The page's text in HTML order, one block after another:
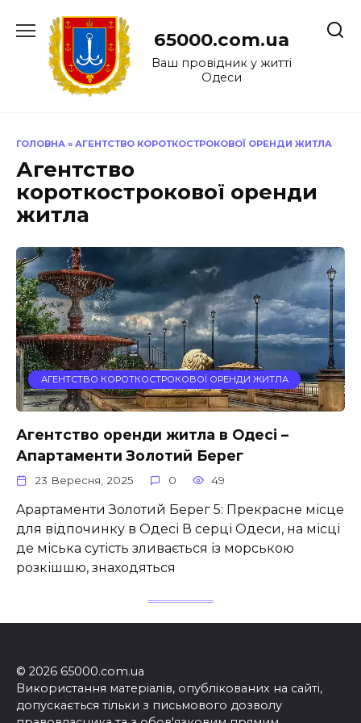
до
65000.com.ua
Ваш провідник у житті
Одеси
ГОЛОВНА » АГЕНТСТВО КОРОТКОСТРОКОВОЇ ОРЕНДИ ЖИТЛА
Агентство
короткострокової оренди
житла
АГЕНТСТВО КОРОТКОСТРОКОВОЇ ОРЕНДИ ЖИТЛА
Агентство оренди житла в Одесі –
Апартаменти Золотий Берег
23 Вересня, 2025 0 49
Apартаменти Золотий Берег 5: Прекрасне місце
для відпочинку в Одесі В серці Одеси, на місці
де міська сутість зливається із морською
розкішшю, знаходяться
© 2026 65000.com.ua
Використання матеріалів, опублікованих на сайті,
допускається тільки з письмового дозволу